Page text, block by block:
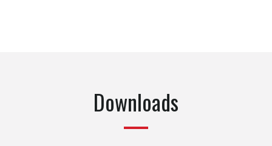
Downloads